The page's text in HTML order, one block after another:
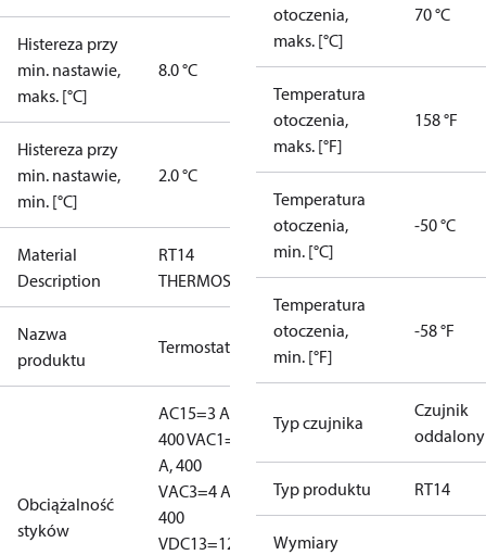
Histereza przy
min. nastawie,
maks. [°C]
8.0 °C
Histereza przy
min. nastawie,
min. [°C]
2.0 °C
Material
Description
RT14
THERMOSTAT
Nazwa
produktu
Termostat
Obciążalność
styków
AC15=3 A,
400 VAC1=10
A, 400
VAC3=4 A,
400
VDC13=12
otoczenia,
maks. [°C]
70 °C
Temperatura
otoczenia,
maks. [°F]
158 °F
Temperatura
otoczenia,
min. [°C]
-50 °C
Temperatura
otoczenia,
min. [°F]
-58 °F
Typ czujnika
Czujnik
oddalony
Typ produktu RT14
Wymiary